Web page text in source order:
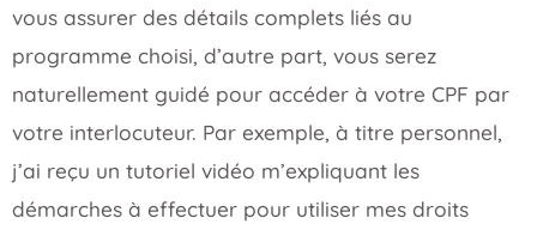
programme choisi, d’autre part, vous serez
naturellement guidé pour accéder à votre CPF par
votre interlocuteur. Par exemple, à titre personnel,
j’ai reçu un tutoriel vidéo m’expliquant les
démarches à effectuer pour utiliser mes droits
alloués.N’hésitez pas donc à prendre contact avec